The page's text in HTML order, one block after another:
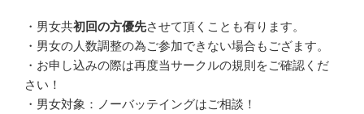
・男女共初回の方優先させて頂くことも有ります。
・男女の人数調整の為ご参加できない場合もござます。
・お申し込みの際は再度当サークルの規則をご確認くだ
さい！
・男女対象：ノーバッテイングはご相談！